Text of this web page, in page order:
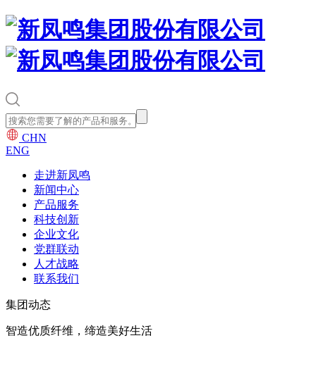
CHN
ENG
走进新凤鸣
新闻中心
产品服务
科技创新
企业文化
党群联动
人才战略
联系我们
集团动态
智造优质纤维，缔造美好生活